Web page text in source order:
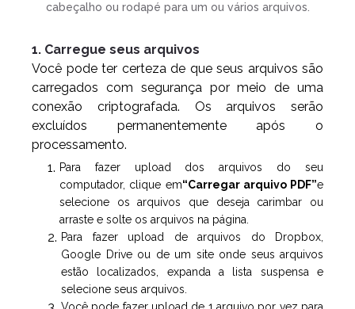
cabeçalho ou rodapé para um ou vários arquivos.
1. Carregue seus arquivos
Você pode ter certeza de que seus arquivos são
carregados com segurança por meio de uma
conexão criptografada. Os arquivos serão
excluídos permanentemente após o
processamento.
Para fazer upload dos arquivos do seu
computador, clique em“Carregar arquivo PDF”e
selecione os arquivos que deseja carimbar ou
arraste e solte os arquivos na página.
Para fazer upload de arquivos do Dropbox,
Google Drive ou de um site onde seus arquivos
estão localizados, expanda a lista suspensa e
selecione seus arquivos.